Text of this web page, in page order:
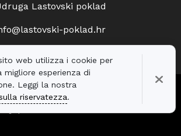
Lastovski poklad
poklad.hr
Lastovski poklad. Web
web utilizza i cookie per
esperienza di
Leggi la nostra
riservatezza.